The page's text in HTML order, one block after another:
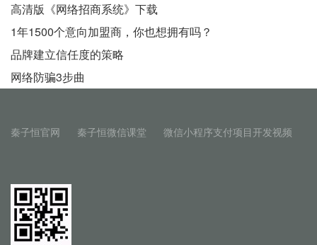
高清版《网络招商系统》下载
1年1500个意向加盟商，你也想拥有吗？
品牌建立信任度的策略
网络防骗3步曲
秦子恒官网 秦子恒微信课堂 微信小程序支付项目开发视频